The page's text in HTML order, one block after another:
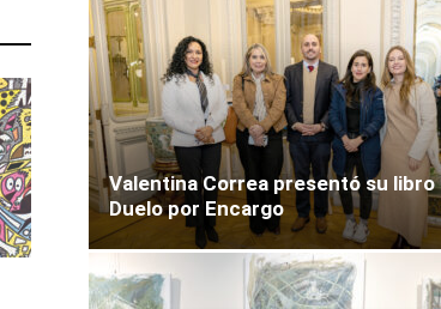
Valentina Correa presentó su libro
Duelo por Encargo